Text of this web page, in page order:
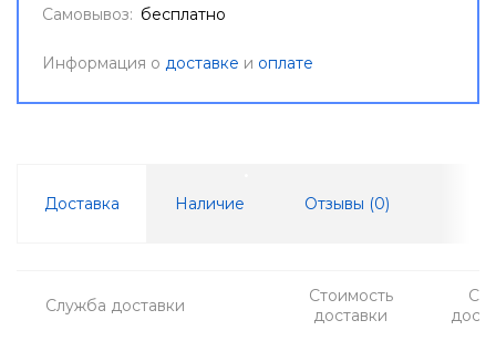
Самовывоз: бесплатно
Информация о доставке и оплате
Доставка Наличие Отзывы (0)
Служба доставки
Стоимость
доставки